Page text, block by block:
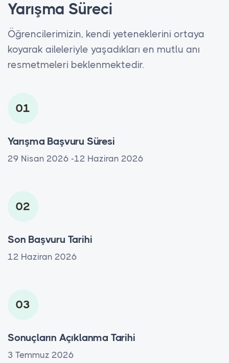
Yarışma Süreci
Öğrencilerimizin, kendi yeteneklerini ortaya
koyarak aileleriyle yaşadıkları en mutlu anı
resmetmeleri beklenmektedir.
01
Yarışma Başvuru Süresi
29 Nisan 2026 -12 Haziran 2026
02
Son Başvuru Tarihi
12 Haziran 2026
03
Sonuçların Açıklanma Tarihi
3 Temmuz 2026